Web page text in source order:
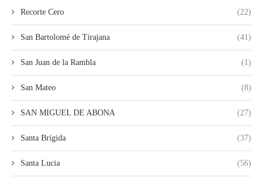
Recorte Cero (22)
San Bartolomé de Tirajana (41)
San Juan de la Rambla (1)
San Mateo (8)
SAN MIGUEL DE ABONA (27)
Santa Brígida (37)
Santa Lucia (56)